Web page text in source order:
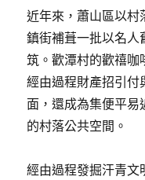
近年來，蕭山區以村
鎮街補葺一批以名人
筑。歡潭村的歡禧咖
經由過程財產招引付
面，還成為集便平
的村落公共空間。
經由過程發掘汗青文